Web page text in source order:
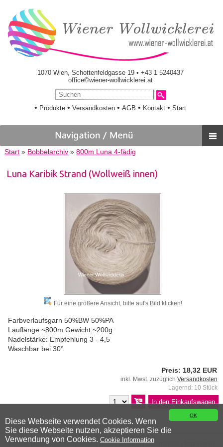
OK
Diese Webseite verwendet Cookies. Wenn
Sie diese Webseite nutzen, akzeptieren Sie die
Verwendung von Cookies. Cookie Information
1070 Wien, Schottenfeldgasse 19 • +43 1 5240437
office©wiener-wollwicklerei.at
• Produkte •Versandkosten •AGB • Kontakt •Start
Start» Bobbelarchiv» 800m Luna 4-fädig
Luna Karibik Strand (Wollweiß innen)
Für eine größere Ansicht, bitte auf's Bild klicken!
Farbverlaufsgarn 50%BW 50%PA
Lauflänge:~800m Gewicht:~200g
Nadelstärke: Empfehlung 3 - 4,5
Waschbar bei 30°
Preis: 18,32 EUR
inkl. Mwst. zuzüglich Versandkosten
Lagernd: 10 Stück
© 2026 Wiener Wollwicklerei
Kontakt |Anfahrt |Versandkosten |AGB|Widerruf|Datenschutz